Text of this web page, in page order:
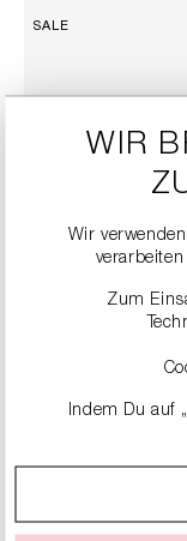
SALE
WIR
Wir
Zum
Indem Du auf
Durch einen
stimmst Du der